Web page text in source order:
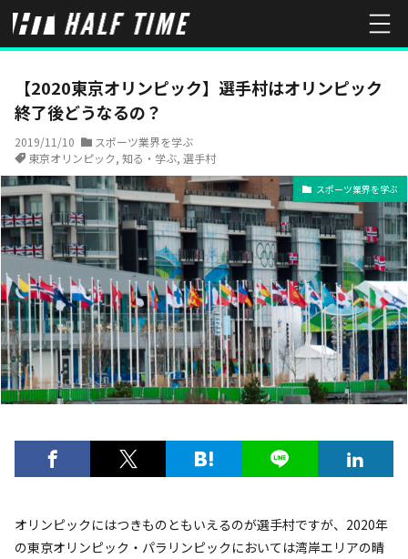
HOME スポーツ業界を学ぶ 【2020東京オリンピック】選手村は
【2020東京オリンピック】選手村はオリンピック
終了後どうなるの？
2019/11/10
スポーツ業界を学ぶ
東京オリンピック, 知る・学ぶ, 選手村
スポーツ業界を学ぶ
オリンピックにはつきものともいえるのが選手村ですが、2020年
の東京オリンピック・パラリンピックにおいては湾岸エリアの晴